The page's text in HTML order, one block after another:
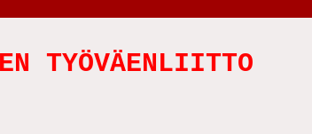
TYÖVÄENLIITTO